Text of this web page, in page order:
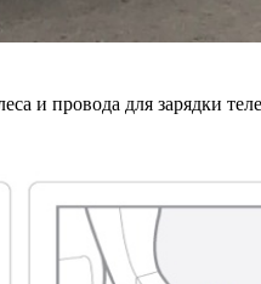
и провода для зарядки